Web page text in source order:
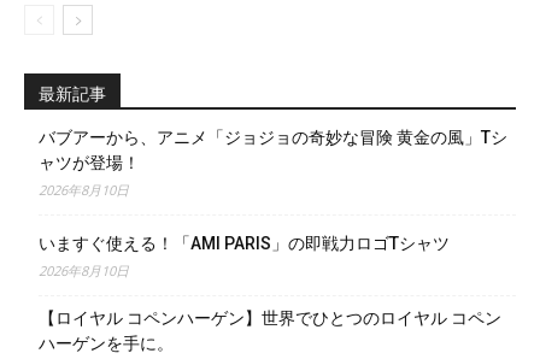
最新記事
バブアーから、アニメ「ジョジョの奇妙な冒険 黄金の風」Tシ
ャツが登場！
2026年8月10日
いますぐ使える！「AMI PARIS」の即戦力ロゴTシャツ
2026年8月10日
【ロイヤル コペンハーゲン】世界でひとつのロイヤル コペン
ハーゲンを手に。